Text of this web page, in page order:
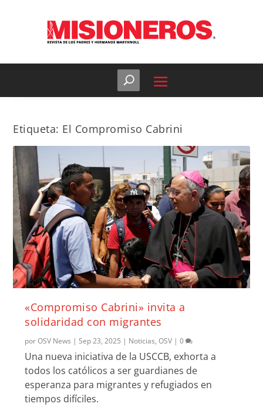
Etiqueta: El Compromiso Cabrini
«Compromiso Cabrini» invita a
solidaridad con migrantes
porOSV News |Sep 23, 2025 | Noticias,OSV |0
Una nueva iniciativa de la USCCB, exhorta a
todos los católicos a ser guardianes de
esperanza para migrantes y refugiados en
tiempos difíciles.